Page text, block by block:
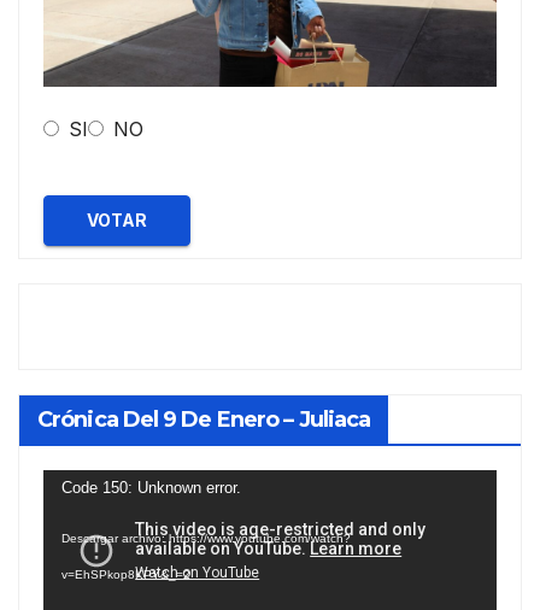
SI NO
VOTAR
Crónica Del 9 De Enero – Juliaca
Reproductor
vídeo
Code 150: Unknown error.
Descargar archivo: https://www.youtube.com/watch?
v=EhSPkop8KPY&_=2